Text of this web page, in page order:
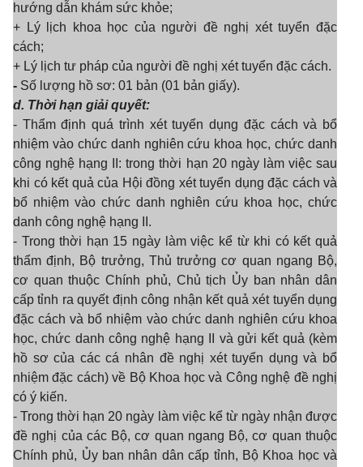
hướng dẫn khám sức khỏe;
+ Lý lịch khoa học của người đề nghị xét tuyển đặc
cách;
+ Lý lịch tư pháp của người đề nghị xét tuyển đặc cách.
- Số lượng hồ sơ: 01 bản (01 bản giấy).
d. Thời hạn giải quyết:
- Thẩm định quá trình xét tuyển dụng đặc cách và bổ
nhiệm vào chức danh nghiên cứu khoa học, chức danh
công nghệ hạng II: trong thời hạn 20 ngày làm việc sau
khi có kết quả của Hội đồng xét tuyển dụng đặc cách và
bổ nhiệm vào chức danh nghiên cứu khoa học, chức
danh công nghệ hạng II.
- Trong thời hạn 15 ngày làm việc kể từ khi có kết quả
thẩm định, Bộ trưởng, Thủ trưởng cơ quan ngang Bộ,
cơ quan thuộc Chính phủ, Chủ tịch Ủy ban nhân dân
cấp tỉnh ra quyết định công nhận kết quả xét tuyển dụng
đặc cách và bổ nhiệm vào chức danh nghiên cứu khoa
học, chức danh công nghệ hạng II và gửi kết quả (kèm
hồ sơ của các cá nhân đề nghị xét tuyển dụng và bổ
nhiệm đặc cách) về Bộ Khoa học và Công nghệ đề nghị
có ý kiến.
- Trong thời hạn 20 ngày làm việc kể từ ngày nhận được
đề nghị của các Bộ, cơ quan ngang Bộ, cơ quan thuộc
Chính phủ, Ủy ban nhân dân cấp tỉnh, Bộ Khoa học và